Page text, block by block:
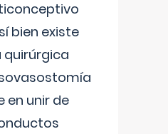
bien existe
quirúrgica
en unir de